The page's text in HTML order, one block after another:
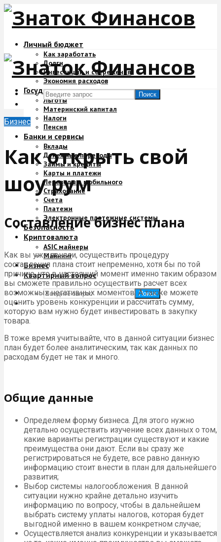
Личный бюджет
Как заработать
Долги
Инвестиции и сбережения
Экономия расходов
Государство и деньги
Льготы
Материнский капитал
Налоги
Пенсия
Банки и сервисы
Вклады
Денежные переводы
Займы и кредиты
Карты и платежи
Переводы с мобильного
Страхование
Счета
Платежи
Электронные платежные системы
Безопасность
Криптовалюта
ASIC майнеры
Майнинг
Бизнес
Квартирный вопрос
Поиск
Поиск
Бизнес
Как открыть свой
шоу рум
Составление бизнес плана
Как вы уже поняли, осуществить процедуру
составления плана стоит непременно, хотя бы по той
причине, что в настоящий момент именно таким образом
вы сможете правильно осуществить расчет всех
возможных негативных моментов. А также можете
оценить уровень конкуренции и рассчитать сумму,
которую вам нужно будет инвестировать в закупку
товара.
В тоже время учитывайте, что в данной ситуации бизнес
план будет более аналитическим, так как данных по
расходам будет не так и много.
Общие данные
Определяем форму бизнеса. Для этого нужно
детально осуществить изучение всех данных о том,
какие варианты регистрации существуют и какие
преимущества они дают. Если вы сразу же
регистрироваться не будете, все равно данную
информацию стоит внести в план для дальнейшего
развития;
Выбор системы налогообложения. В данной
ситуации нужно крайне детально изучить
информацию по вопросу, чтобы в дальнейшем
выбрать систему уплаты налогов, которая будет
выгодной именно в вашем конкретном случае;
Осуществляется анализ конкуренции и указывается